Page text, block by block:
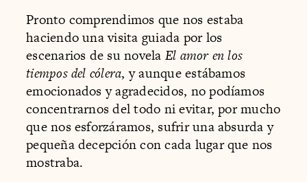
Pronto comprendimos que nos estaba
haciendo una visita guiada por los
escenarios de su novela El amor en los
tiempos del cólera, y aunque estábamos
emocionados y agradecidos, no podíamos
concentrarnos del todo ni evitar, por mucho
que nos esforzáramos, sufrir una absurda y
pequeña decepción con cada lugar que nos
mostraba.